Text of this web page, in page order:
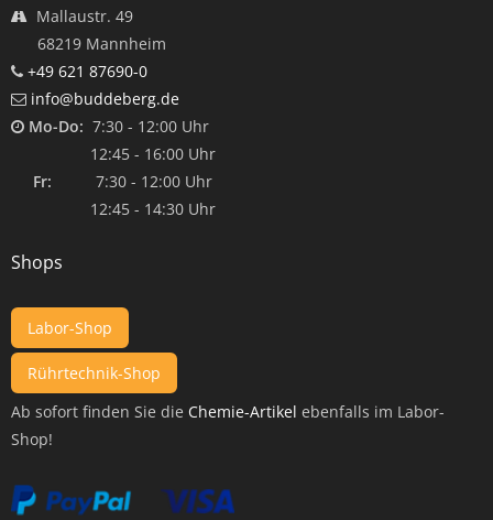
Mallaustr. 49
68219 Mannheim
+49 621 87690-0
info@buddeberg.de
Mo-Do: 7:30 - 12:00 Uhr
12:45 - 16:00 Uhr
Fr: 7:30 - 12:00 Uhr
12:45 - 14:30 Uhr
Shops
Labor-Shop
Rührtechnik-Shop
Ab sofort finden Sie die Chemie-Artikel ebenfalls im Labor-
Shop!